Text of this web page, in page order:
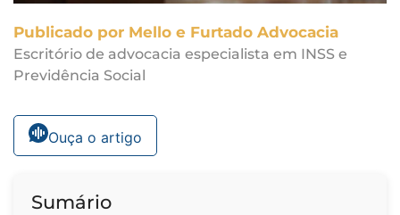
Publicado por Mello e Furtado Advocacia
Escritório de advocacia especialista em INSS e
Previdência Social
Ouça o artigo
Sumário